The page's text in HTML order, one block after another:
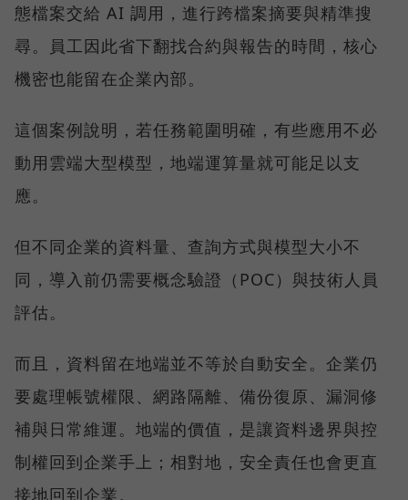
態檔案交給 AI 調用，進行跨檔案摘要與精準搜
尋。員工因此省下翻找合約與報告的時間，核心
機密也能留在企業內部。
這個案例說明，若任務範圍明確，有些應用不必
動用雲端大型模型，地端運算量就可能足以支
應。
但不同企業的資料量、查詢方式與模型大小不
同，導入前仍需要概念驗證（POC）與技術人員
評估。
而且，資料留在地端並不等於自動安全。企業仍
要處理帳號權限、網路隔離、備份復原、漏洞修
補與日常維運。地端的價值，是讓資料邊界與控
制權回到企業手上；相對地，安全責任也會更直
接地回到企業。